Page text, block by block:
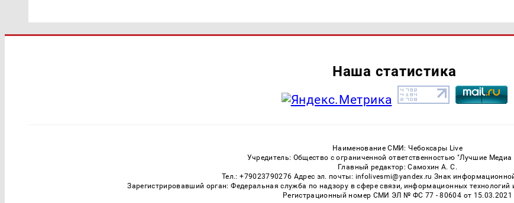
Наша статистика
Наименование СМИ: Чебоксары Live
Учредитель: Общество с ограниченной ответственностью "Лучшие
Главный редактор: Самохин А. С.
Тел.: +79023790276 Адрес эл. почты: infolivesmi@yandex.ru Знак
Зарегистрировавший орган: Федеральная служба по надзору в сфере связи, информационных
Регистрационный номер СМИ ЭЛ № ФС 77 - 80604 от 15.03.2021